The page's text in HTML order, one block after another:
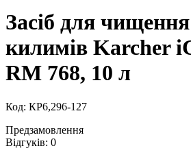
Засіб для чищення
килимів Karcher
RM 768, 10 л
Код: КР6,296-127
Предзамовлення
Відгуків: 0